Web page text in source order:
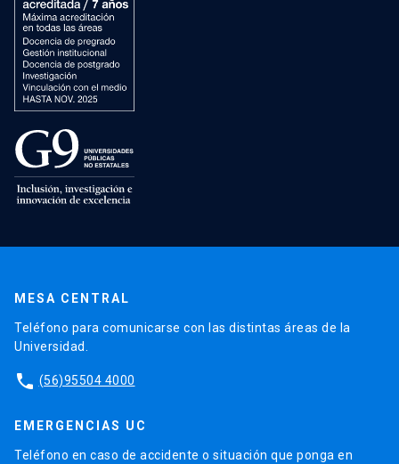
MESA CENTRAL
Teléfono para comunicarse con las distintas áreas de la
Universidad.
phone (56)95504 4000
EMERGENCIAS UC
Teléfono en caso de accidente o situación que ponga en